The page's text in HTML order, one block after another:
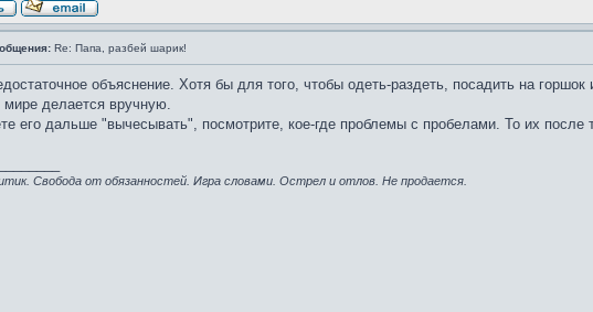
Re: Папа, разбей шарик!
объяснение. Хотя бы для того, чтобы одеть-раздеть, посадить на
мире делается вручную.
его дальше "вычесывать", посмотрите, кое-где проблемы с пробелами. То их после
Свобода от обязанностей. Игра словами. Острел и отлов. Не продается.